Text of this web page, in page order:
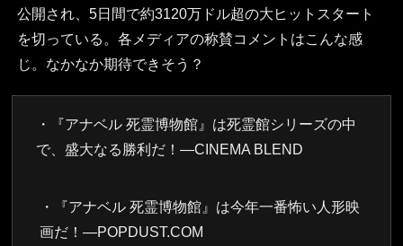
公開され、5日間で約3120万ドル超の大ヒットスタート
を切っている。各メディアの称賛コメントはこんな感
じ。なかなか期待できそう？
・『アナベル 死霊博物館』は死霊館シリーズの中
で、盛大なる勝利だ！―CINEMA BLEND
・『アナベル 死霊博物館』は今年一番怖い人形映
画だ！―POPDUST.COM